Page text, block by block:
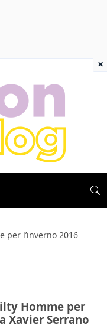
per l’inverno 2016
Homme per
Xavier Serrano
×